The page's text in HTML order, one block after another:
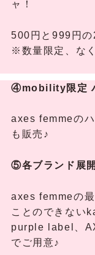
ャ！
500円と999円
※数量限定、な
④mobility限定
axes femmeの
も販売♪
⑤各ブランド展
axes femmeの
ことのできない
purple label、
でご用意♪